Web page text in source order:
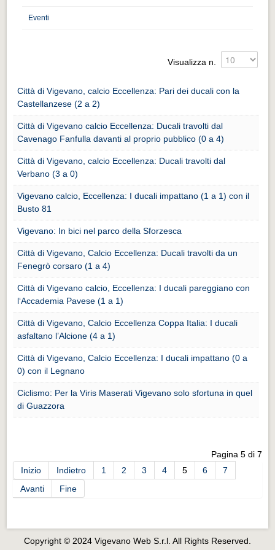
Cultura e turismo 4.0
PROGETTI
Progetti Aperti
Progetti Aperti
Progetti Realizzati
Progetti Realizzati
EVENTI
EVENTI
Eventi Vigevano
Eventi Vigevano
Eventi Pavia
Eventi Pavia
Eventi
Visualizza n.
Città di Vigevano, calcio Eccellenza: Pari dei ducali con la
Castellanzese (2 a 2)
Città di Vigevano calcio Eccellenza: Ducali travolti dal
Cavenago Fanfulla davanti al proprio pubblico (0 a 4)
Città di Vigevano, calcio Eccellenza: Ducali travolti dal
Verbano (3 a 0)
Vigevano calcio, Eccellenza: I ducali impattano (1 a 1) con il
Busto 81
Vigevano: In bici nel parco della Sforzesca
Città di Vigevano, Calcio Eccellenza: Ducali travolti da un
Fenegrò corsaro (1 a 4)
Città di Vigevano calcio, Eccellenza: I ducali pareggiano con
l‘Accademia Pavese (1 a 1)
Città di Vigevano, Calcio Eccellenza Coppa Italia: I ducali
asfaltano l’Alcione (4 a 1)
Città di Vigevano, Calcio Eccellenza: I ducali impattano (0 a
0) con il Legnano
Ciclismo: Per la Viris Maserati Vigevano solo sfortuna in quel
di Guazzora
Pagina 5 di 7
Inizio
Indietro 1 2 3 4 5 6
7
Avanti
Fine
Copyright © 2024 Vigevano Web S.r.l. All Rights Reserved.